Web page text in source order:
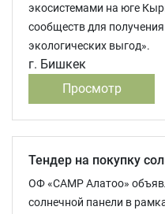
экосистемами на юге
сообществ для
экологических выгод».
г. Бишкек
Просмотр
Тендер на покупку
ОФ «САМР Алатоо»
солнечной панели в